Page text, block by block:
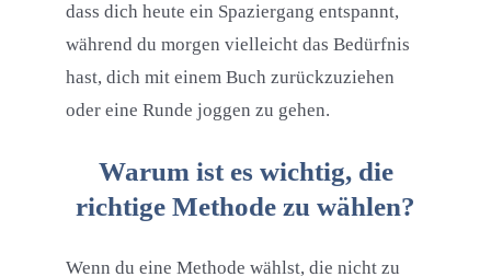
dass dich heute ein Spaziergang entspannt,
während du morgen vielleicht das Bedürfnis
hast, dich mit einem Buch zurückzuziehen
oder eine Runde joggen zu gehen.
Warum ist es wichtig, die
richtige Methode zu wählen?
Wenn du eine Methode wählst, die nicht zu